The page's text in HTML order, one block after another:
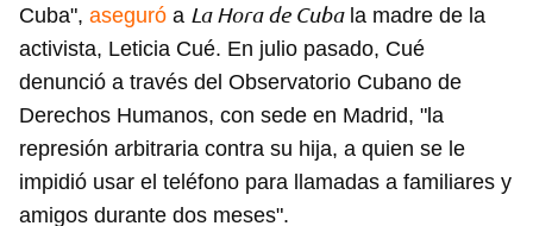
Cuba", aseguró a La Hora de Cubala madre de la
activista, Leticia Cué. En julio pasado, Cué
denunció a través del Observatorio Cubano de
Derechos Humanos, con sede en Madrid, "la
represión arbitraria contra su hija, a quien se le
impidió usar el teléfono para llamadas a familiares y
amigos durante dos meses".